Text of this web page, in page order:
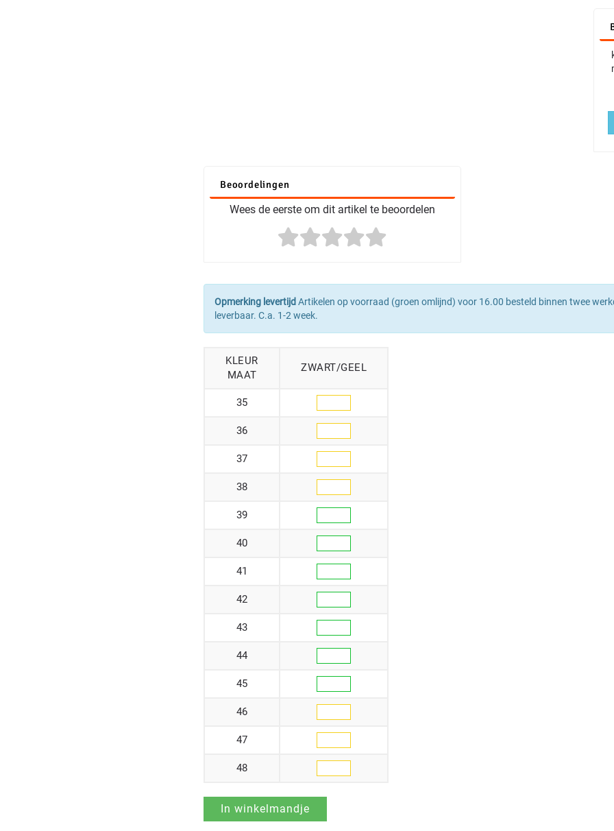
Beoordelingen
Wees de eerste om dit artikel te beoordelen
Opmerking levertijd Artikelen op voorraad (groen omlijnd) voor 16.00 besteld binnen twee
leverbaar. C.a. 1-2 week.
KLEUR
MAAT
ZWART/GEEL
35
36
37
38
39
40
41
42
43
44
45
46
47
48